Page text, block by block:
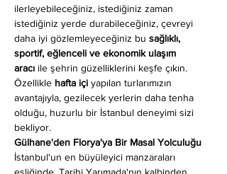
ilerleyebileceğiniz, istediğiniz zaman
istediğiniz yerde durabileceğiniz, çevreyi
daha iyi gözlemleyeceğiniz bu sağlıklı,
sportif, eğlenceli ve ekonomik ulaşım
aracı ile şehrin güzelliklerini keşfe çıkın.
Özellikle hafta içi yapılan turlarımızın
avantajıyla, gezilecek yerlerin daha tenha
olduğu, huzurlu bir İstanbul deneyimi sizi
bekliyor.
Gülhane'den Florya'ya Bir Masal Yolculuğu
İstanbul'un en büyüleyici manzaraları